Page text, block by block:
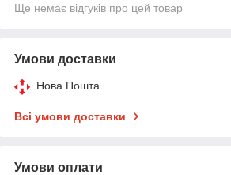
Ще немає відгуків про цей товар
Умови доставки
Нова Пошта
Всі умови доставки
Умови оплати